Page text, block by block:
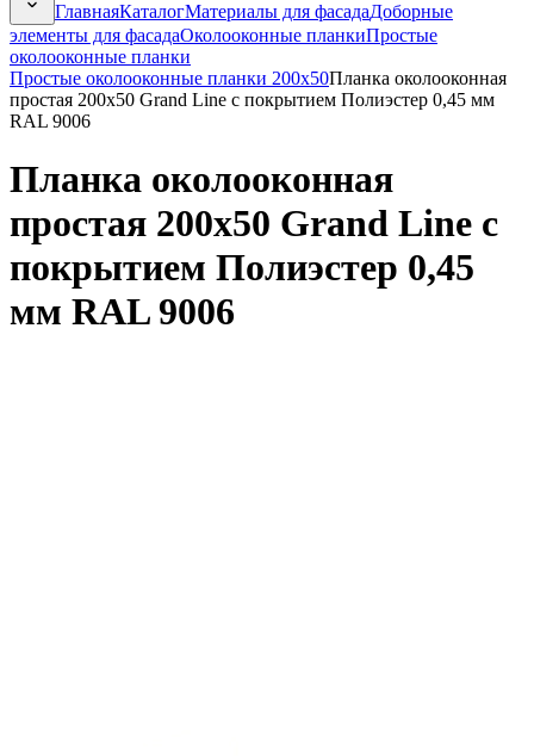
ГлавнаяКаталогМатериалы для фасадаДоборные
элементы для фасадаОколооконные планкиПростые
околооконные планки
Простые околооконные планки 200x50Планка околооконная
простая 200x50 Grand Line с покрытием Полиэстер 0,45 мм
RAL 9006
Планка околооконная
простая 200x50 Grand Line с
покрытием Полиэстер 0,45
мм RAL 9006